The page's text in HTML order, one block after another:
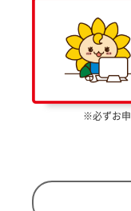
※必ずお